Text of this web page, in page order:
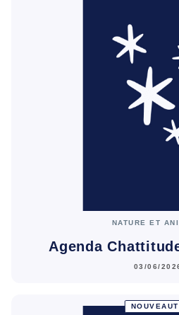
NATURE ET
Agenda
03/06/